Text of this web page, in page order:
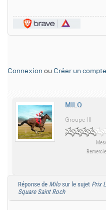
Connexion ou Créer un compte
MILO
Groupe III
Réponse de Milo sur le sujet Prix
Square Saint Roch